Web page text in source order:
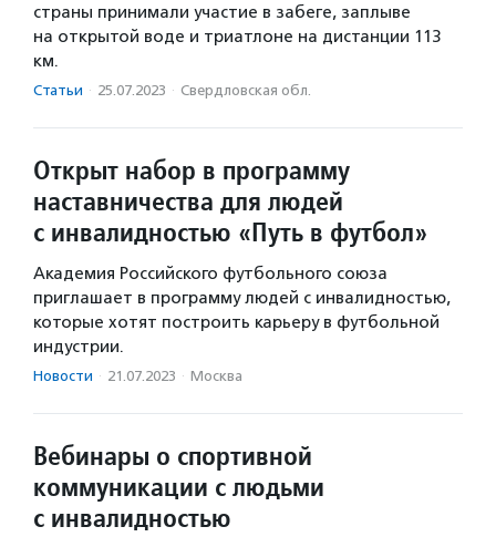
страны принимали участие в забеге, заплыве
на открытой воде и триатлоне на дистанции 113
км.
Статьи · 25.07.2023 · Свердловская обл.
Открыт набор в программу
наставничества для людей
с инвалидностью «Путь в футбол»
Академия Российского футбольного союза
приглашает в программу людей с инвалидностью,
которые хотят построить карьеру в футбольной
индустрии.
Новости · 21.07.2023 · Москва
Вебинары о спортивной
коммуникации с людьми
с инвалидностью